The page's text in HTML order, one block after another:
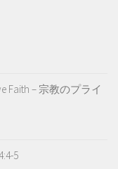
Faith – 宗教のプライ
5